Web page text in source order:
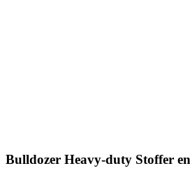
Bulldozer Heavy-duty Stoffer